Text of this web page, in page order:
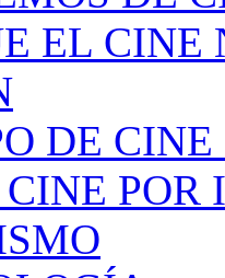
EL CINE
DE